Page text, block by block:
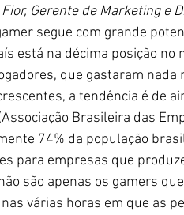
Gerente de Marketing e
segue com grande
está na décima posição
que gastaram
a tendência é de
Brasileira das
74% da população
para empresas que
são apenas os gamers
várias horas em que as